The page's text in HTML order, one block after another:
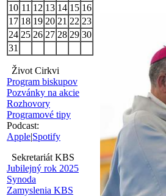
10 11 12 13 14 15 16
17 18 19 20 21 22 23
24 25 26 27 28 29 30
31
Život Cirkvi
Program biskupov
Pozvánky na akcie
Rozhovory
Programové tipy
Podcast:
Apple|Spotify
Sekretariát KBS
Jubilejný rok 2025
Synoda
Zamyslenia KBS